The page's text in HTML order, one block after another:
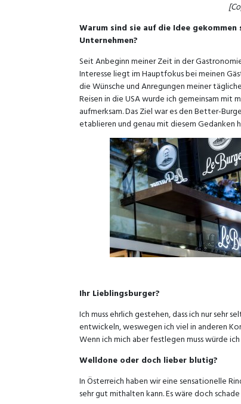
Warum sind sie auf die Idee
Unternehmen?
Seit Anbeginn meiner Zeit in der
Interesse liegt im Hauptfokus bei meinen
die Wünsche und Anregungen meiner
Reisen in die USA wurde ich gemeinsam mit
aufmerksam. Das Ziel war es den Better-
etablieren und genau mit diesem Gedanken
Ihr Lieblingsburger?
Ich muss ehrlich gestehen, dass ich nur sehr
entwickeln, weswegen ich viel in anderen
Wenn ich mich aber festlegen muss würde
Welldone oder doch lieber blutig?
In Österreich haben wir eine sensationelle
sehr gut mithalten kann. Es wäre doch